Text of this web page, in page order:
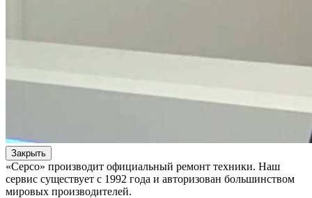
Закрыть
«Серсо» производит официальный ремонт техники. Наш
сервис существует с 1992 года и авторизован большинством
мировых производителей.